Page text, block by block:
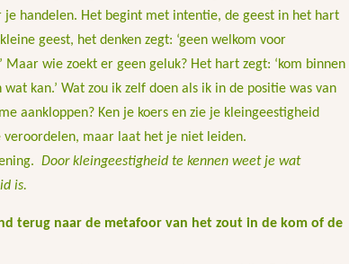
je handelen. Het begint met intentie, de geest in het hart
geest, het denken zegt: ‘geen welkom voor
Maar wie zoekt er geen geluk? Het hart zegt: ‘kom binnen
wat kan.’ Wat zou ik zelf doen als ik in de positie was van
aankloppen? Ken je koers en zie je kleingeestigheid
veroordelen, maar laat het je niet leiden.
Door kleingeestigheid te kennen weet je wat
is.
terug naar de metafoor van het zout in de kom of de